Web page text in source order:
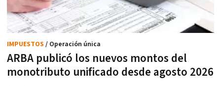
ARBA publicó los nuevos montos del
monotributo unificado desde agosto 2026
IMPUESTOS / Operación única